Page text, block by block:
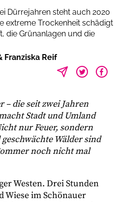
Franziska Reif
– die seit zwei Jahren
Stadt und Umland
nur Feuer, sondern
Wälder sind
noch nicht mal
Westen. Drei Stunden
Wiese im Schönauer